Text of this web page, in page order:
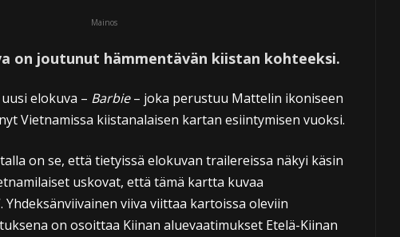
Mainos
on joutunut hämmentävän kiistan kohteeksi.
elokuva – Barbie– joka perustuu Mattelin ikoniseen
Vietnamissa kiistanalaisen kartan esiintymisen vuoksi.
on se, että tietyissä elokuvan trailereissa näkyi käsin
uskovat, että tämä kartta kuvaa
Yhdeksänviivainen viiva viittaa kartoissa oleviin
on osoittaa Kiinan aluevaatimukset Etelä-Kiinan